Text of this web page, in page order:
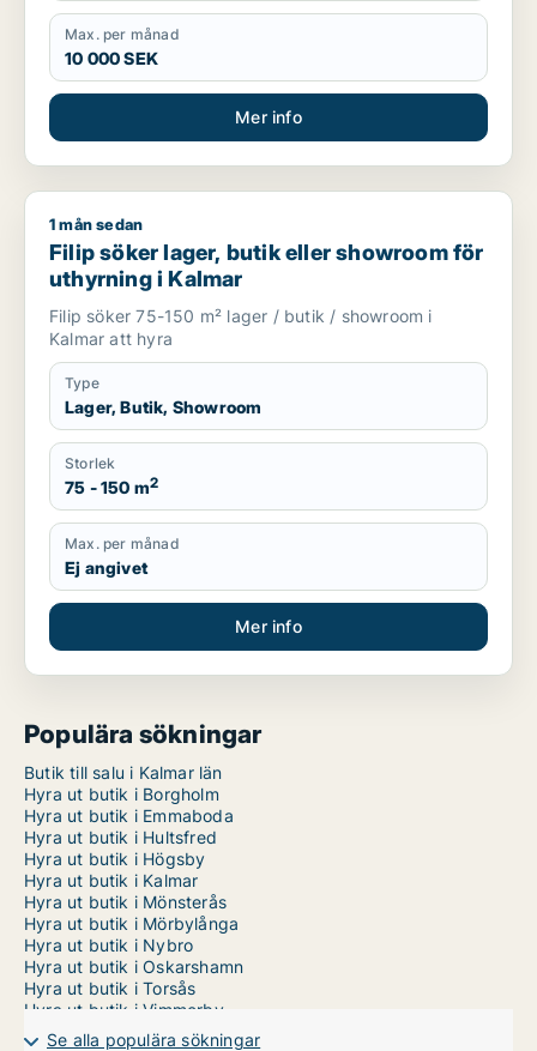
Max. per månad
10 000 SEK
Mer info
Filip söker lager, butik eller showroom för uthyrning i Kalmar
1 mån sedan
Filip söker lager, butik eller showroom för
uthyrning i Kalmar
Filip söker 75-150 m² lager / butik / showroom i
Kalmar att hyra
Type
Lager, Butik, Showroom
Storlek
75 - 150 m2
Max. per månad
Ej angivet
Mer info
Populära sökningar
Butik till salu i Kalmar län
Hyra ut butik i Borgholm
Hyra ut butik i Emmaboda
Hyra ut butik i Hultsfred
Hyra ut butik i Högsby
Hyra ut butik i Kalmar
Hyra ut butik i Mönsterås
Hyra ut butik i Mörbylånga
Hyra ut butik i Nybro
Hyra ut butik i Oskarshamn
Hyra ut butik i Torsås
Hyra ut butik i Vimmerby
Hyra ut butik i Västervik
Se alla populära sökningar